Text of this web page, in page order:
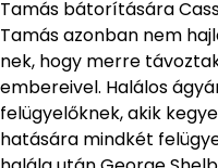
Tamás bátorítására
Tamás azonban nem
nek, hogy merre
embereivel. Halálos
felügyelőknek, akik
hatására mindkét